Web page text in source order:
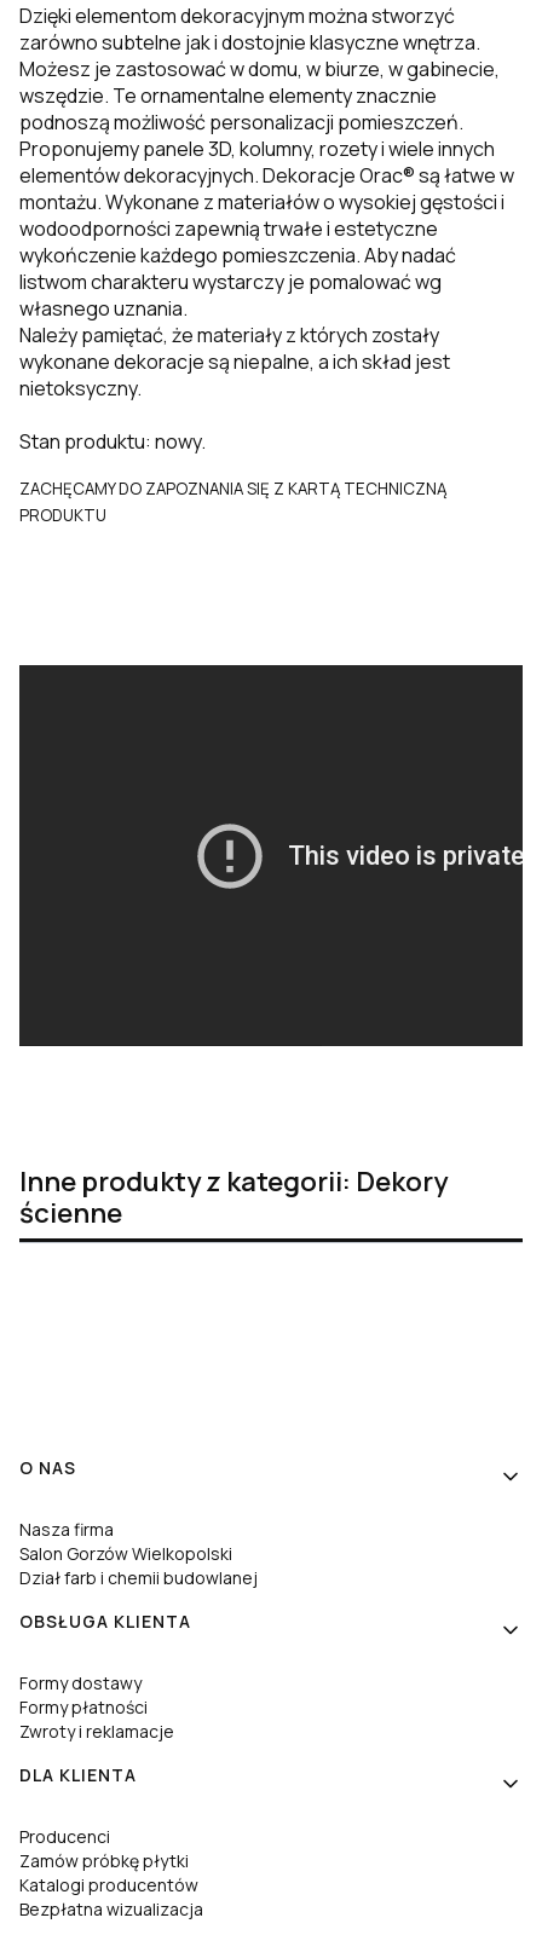
Dzięki elementom dekoracyjnym można stworzyć
zarówno subtelne jak i dostojnie klasyczne wnętrza.
Możesz je zastosować w domu, w biurze, w gabinecie,
wszędzie. Te ornamentalne elementy znacznie
podnoszą możliwość personalizacji pomieszczeń.
Proponujemy panele 3D, kolumny, rozety i wiele innych
elementów dekoracyjnych. DekoracjeOrac® są łatwe w
montażu. Wykonane z materiałów o wysokiej gęstości i
wodoodporności zapewnią trwałe i estetyczne
wykończenie każdego pomieszczenia. Aby nadać
listwom charakteru wystarczy je pomalować wg
własnego uznania.
Należy pamiętać, że materiały z których zostały
wykonane dekoracje są niepalne, a ich skład jest
nietoksyczny.
Stan produktu: nowy.
ZACHĘCAMY DO ZAPOZNANIA SIĘ Z KARTĄ TECHNICZNĄ
PRODUKTU
Inne produkty z kategorii: Dekory
ścienne
Linki w stopce
O NAS
Nasza firma
Salon Gorzów Wielkopolski
Dział farb i chemii budowlanej
OBSŁUGA KLIENTA
Formy dostawy
Formy płatności
Zwroty i reklamacje
DLA KLIENTA
Producenci
Zamów próbkę płytki
Katalogi producentów
Bezpłatna wizualizacja